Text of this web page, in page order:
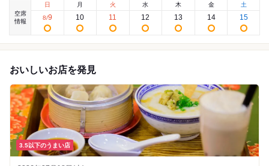
空席
情報
日
8/9
月
10
火
11
水
12
木
13
金
14
土
15
おいしいお店を発見
3.5以下のうまい店